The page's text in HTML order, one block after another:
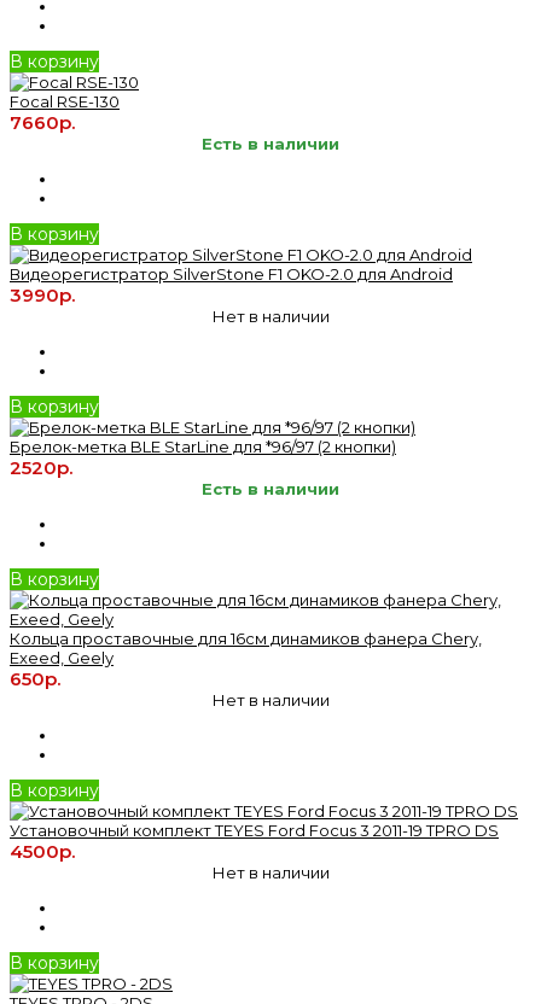
В корзину
Focal RSE-130
7660р.
Есть в наличии
В корзину
Видеорегистратор SilverStone F1 OKO-2.0 для Android
3990р.
Нет в наличии
В корзину
Брелок-метка BLE StarLine для *96/97 (2 кнопки)
2520р.
Есть в наличии
В корзину
Кольца проставочные для 16см динамиков фанера Chery,
Exeed, Geely
650р.
Нет в наличии
В корзину
Установочный комплект TEYES Ford Focus 3 2011-19 TPRO DS
4500р.
Нет в наличии
В корзину